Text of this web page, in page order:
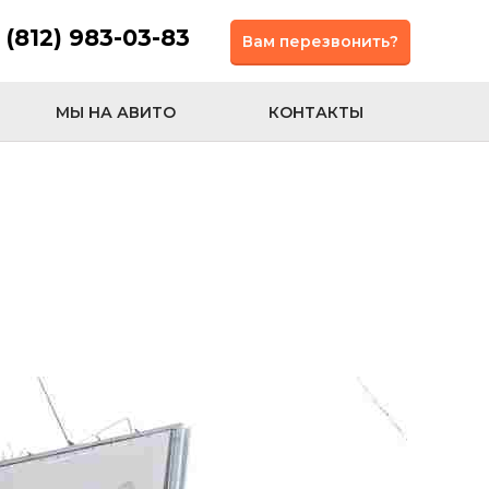
(812) 983-03-83
МЫ НА АВИТО КОНТАКТЫ
Вам перезвонить?